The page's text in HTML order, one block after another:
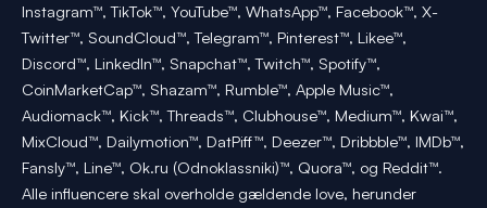
Instagram™, TikTok™, YouTube™, WhatsApp™, Facebook™, X-
Twitter™, SoundCloud™, Telegram™, Pinterest™, Likee™,
Discord™, LinkedIn™, Snapchat™, Twitch™, Spotify™,
CoinMarketCap™, Shazam™, Rumble™, Apple Music™,
Audiomack™, Kick™, Threads™, Clubhouse™, Medium™, Kwai™,
MixCloud™, Dailymotion™, DatPiff™, Deezer™, Dribbble™, IMDb™,
Fansly™, Line™, Ok.ru (Odnoklassniki)™, Quora™, og Reddit™.
Alle influencere skal overholde gældende love, herunder